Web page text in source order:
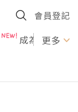
會員登記
成為U更多